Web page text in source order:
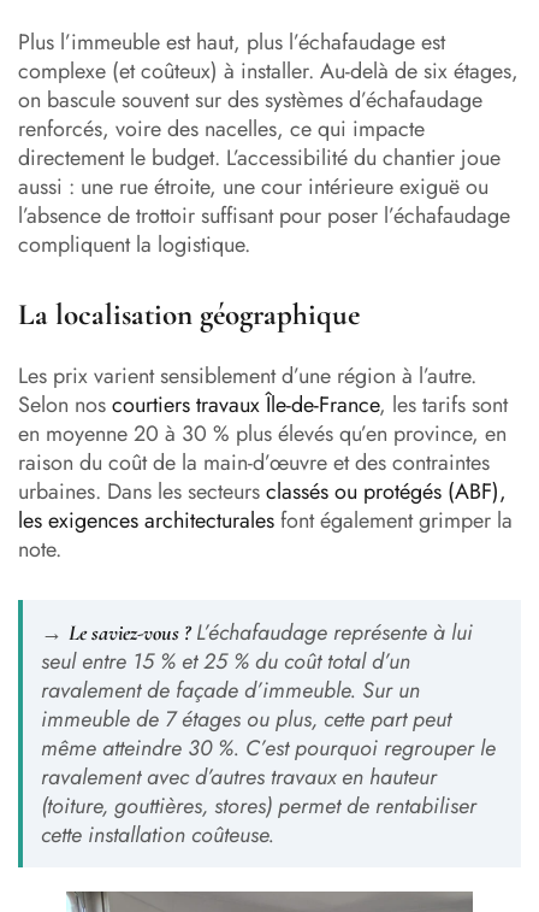
Plus l’immeuble est haut, plus l’échafaudage est
complexe (et coûteux) à installer. Au-delà de six étages,
on bascule souvent sur des systèmes d’échafaudage
renforcés, voire des nacelles, ce qui impacte
directement le budget. L’accessibilité du chantier joue
aussi : une rue étroite, une cour intérieure exiguë ou
l’absence de trottoir suffisant pour poser l’échafaudage
compliquent la logistique.
La localisation géographique
Les prix varient sensiblement d’une région à l’autre.
Selon noscourtiers travaux Île-de-France, les tarifs sont
en moyenne 20 à 30 % plus élevés qu’en province, en
raison du coût de la main-d’œuvre et des contraintes
urbaines. Dans les secteursclassés ou protégés (ABF),
les exigences architecturalesfont également grimper la
note.
→ Le saviez-vous ?L’échafaudage représente à lui
seul entre 15 % et 25 % du coût total d’un
ravalement de façade d’immeuble. Sur un
immeuble de 7 étages ou plus, cette part peut
même atteindre 30 %. C’est pourquoi regrouper le
ravalement avec d’autres travaux en hauteur
(toiture, gouttières, stores) permet de rentabiliser
cette installation coûteuse.